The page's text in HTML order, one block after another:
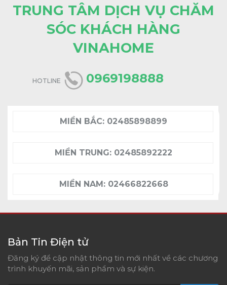
TRUNG TÂM DỊCH VỤ CHĂM
SÓC KHÁCH HÀNG
VINAHOME
HOTLINE 0969198888
MIỀN BẮC: 02485898899
MIỀN TRUNG: 02485892222
MIỀN NAM: 02466822668
Bản Tin Điện tử
Đăng ký để cập nhật thông tin mới nhất về các chương
trình khuyến mãi, sản phẩm và sự kiện.